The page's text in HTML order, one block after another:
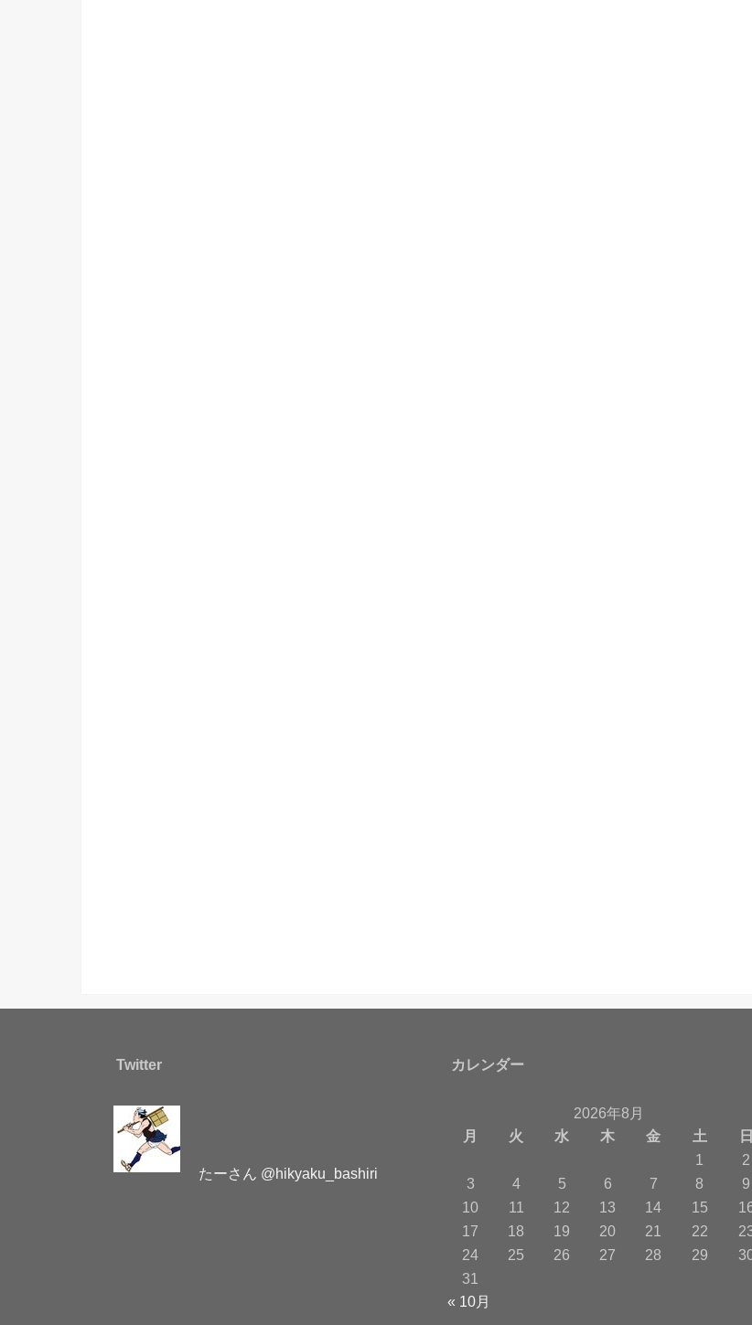
Twitter
たーさん @hikyaku_bashiri
カレンダー
2026年8月
月
火 水 木 金 土
日
1
2
3
4 5 6 7 8
9
10
11 12 13 14 15
17
18 19 20 21 22
24
25 26 27 28 29
31
« 10月